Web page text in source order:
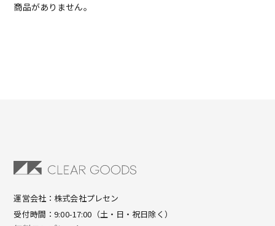
商品がありません。
運営会社：株式会社プレセン
受付時間：9:00-17:00（土・日・祝日除く）